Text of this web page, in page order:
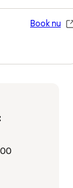
Book nu